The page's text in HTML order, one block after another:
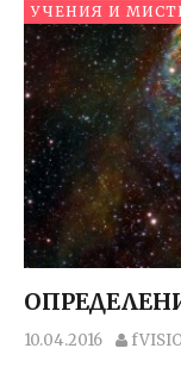
УЧЕНИЯ И
10.04.2016